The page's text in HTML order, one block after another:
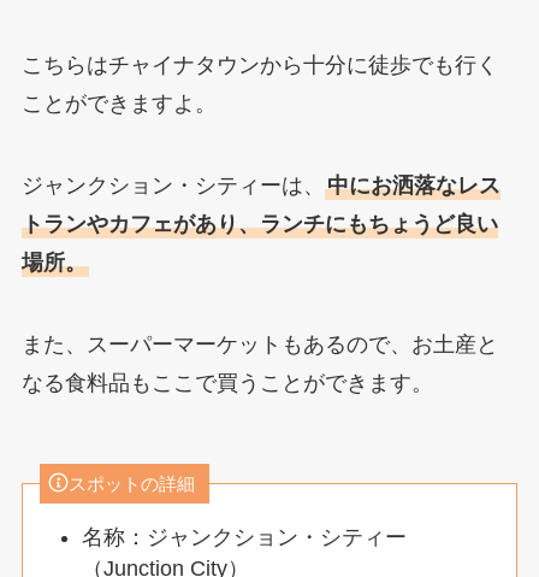
こちらはチャイナタウンから十分に徒歩でも行く
ことができますよ。
ジャンクション・シティーは、 中にお洒落なレス
トランやカフェがあり、ランチにもちょうど良い
場所。
また、スーパーマーケットもあるので、お土産と
なる食料品もここで買うことができます。
スポットの詳細
名称：ジャンクション・シティー
（Junction City）